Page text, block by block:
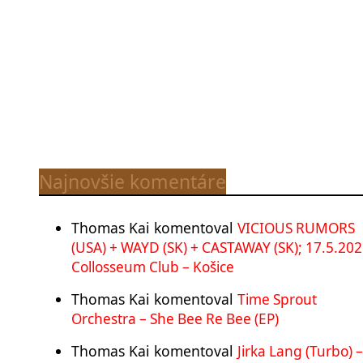
Najnovšie komentáre
Thomas Kai komentoval VICIOUS RUMORS
(USA) + WAYD (SK) + CASTAWAY (SK);
Collosseum Club – Košice
Thomas Kai komentoval Time Sprout
Orchestra – She Bee Re Bee (EP)
Thomas Kai komentoval Jirka Lang (Turbo) –